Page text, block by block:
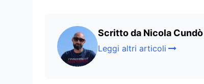
Scritto da Nicola Cundò
Leggi altri articoli